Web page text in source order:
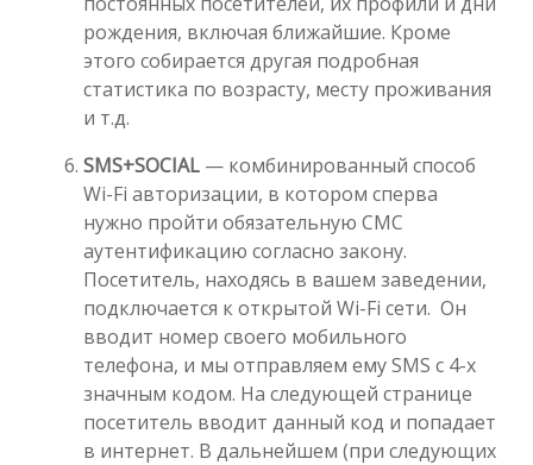
рождения, включая ближайшие. Кроме
этого собирается другая подробная
статистика по возрасту, месту проживания
и т.д.
SMS+SOCIAL — комбинированный способ
Wi-Fi авторизации, в котором сперва
нужно пройти обязательную СМС
аутентификацию согласно закону.
Посетитель, находясь в вашем заведении,
подключается к открытой Wi-Fi сети. Он
вводит номер своего мобильного
телефона, и мы отправляем ему SMS с 4-х
значным кодом. На следующей странице
посетитель вводит данный код и попадает
в интернет. В дальнейшем (при следующих